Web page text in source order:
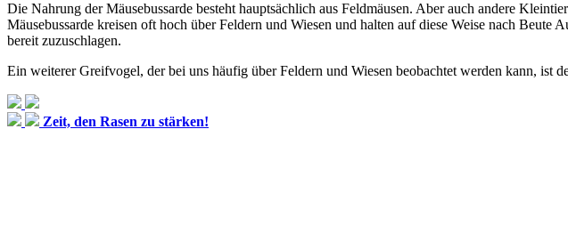
Die Nahrung der Mäusebussarde besteht hauptsächlich aus Feldmäusen. Aber auch andere
Mäusebussarde kreisen oft hoch über Feldern und Wiesen und halten auf diese Weise nach
bereit zuzuschlagen.
Ein weiterer Greifvogel, der bei uns häufig über Feldern und Wiesen beobachtet werden kann, ist
Zeit, den Rasen zu stärken!